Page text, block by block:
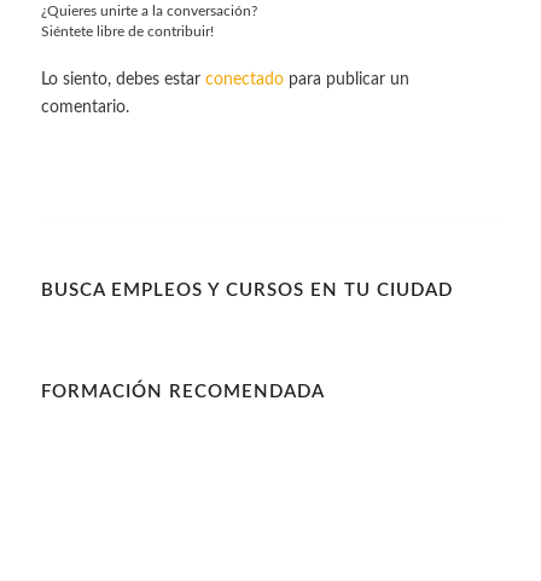
¿Quieres unirte a la conversación?
Siéntete libre de contribuir!
Lo siento, debes estar conectadopara publicar un
comentario.
BUSCA EMPLEOS Y CURSOS EN TU CIUDAD
FORMACIÓN RECOMENDADA